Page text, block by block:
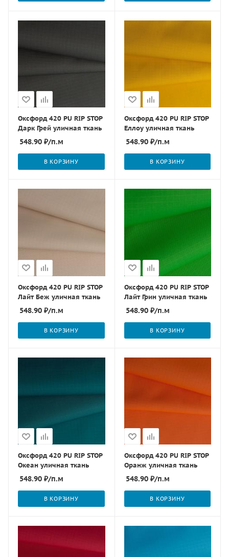
Оксфорд 420 PU RIP STOP
Дарк Грей уличная ткань
548.90 ₽/п.м
В КОРЗИНУ
Оксфорд 420 PU RIP STOP
Еллоу уличная ткань
548.90₽/п.м
В КОРЗИНУ
Оксфорд 420 PU RIP STOP
Лайт Беж уличная ткань
548.90 ₽/п.м
В КОРЗИНУ
Оксфорд 420 PU RIP STOP
Лайт Грин уличная ткань
548.90₽/п.м
В КОРЗИНУ
Оксфорд 420 PU RIP STOP
Океан уличная ткань
548.90 ₽/п.м
В КОРЗИНУ
Оксфорд 420 PU RIP STOP
Оранж уличная ткань
548.90₽/п.м
В КОРЗИНУ